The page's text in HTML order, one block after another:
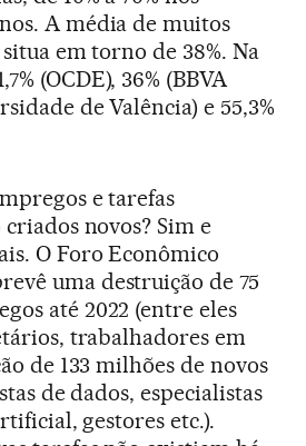
A média de muitos
situa em torno de 38%. Na
(OCDE), 36% (BBVA
de Valência) e 55,3%
e tarefas
novos? Sim e
O Foro Econômico
uma destruição de 75
até 2022 (entre eles
trabalhadores em
de 133 milhões de novos
de dados, especialistas
gestores etc.).